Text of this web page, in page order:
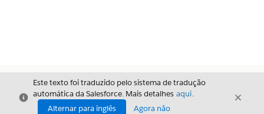
Fechar
Este texto foi traduzido pelo sistema de tradução
automática da Salesforce. Mais detalhes aqui.
Alternar para inglês
Agora não
Fechar